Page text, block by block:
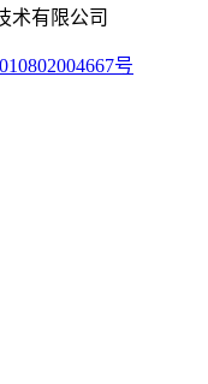
术有限公司
号